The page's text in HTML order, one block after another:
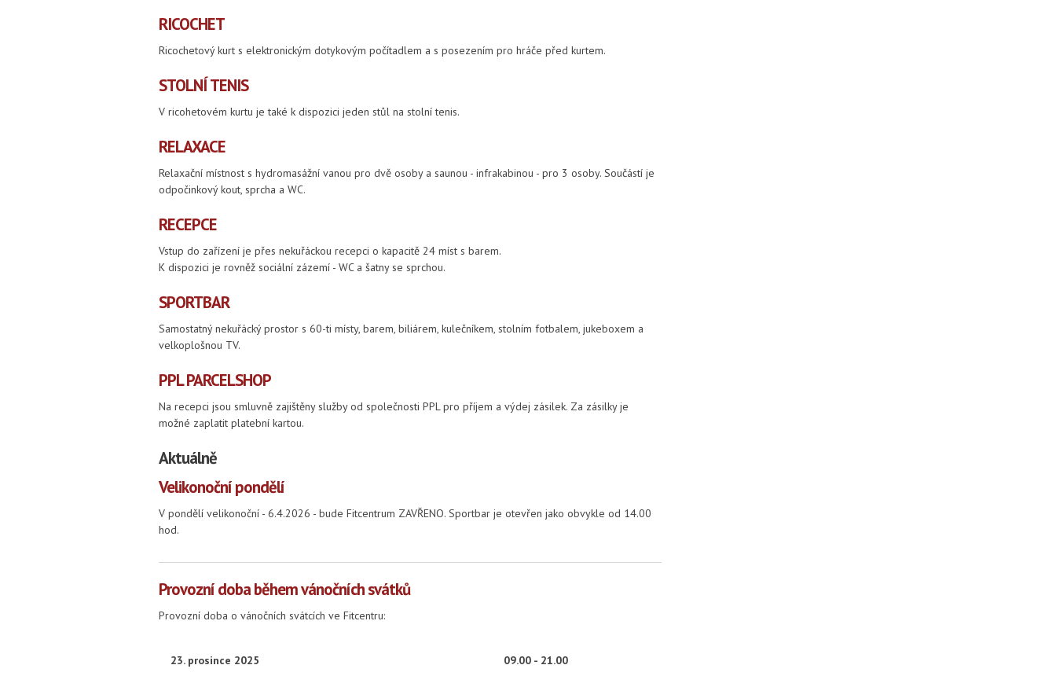
RICOCHET
Ricochetový kurt s elektronickým dotykovým počítadlem a s posezením pro hráče před kurtem.
STOLNÍ TENIS
V ricohetovém kurtu je také k dispozici jeden stůl na stolní tenis.
RELAXACE
Relaxační místnost s hydromasážní vanou pro dvě osoby a saunou - infrakabinou - pro 3 osoby. Součástí je
odpočinkový kout, sprcha a WC.
RECEPCE
Vstup do zařízení je přes nekuřáckou recepci o kapacitě 24 míst s barem.
K dispozici je rovněž sociální zázemí - WC a šatny se sprchou.
SPORTBAR
Samostatný nekuřácký prostor s 60-ti místy, barem, biliárem, kulečníkem, stolním fotbalem, jukeboxem a
velkoplošnou TV.
PPL PARCELSHOP
Na recepci jsou smluvně zajištěny služby od společnosti PPL pro příjem a výdej zásilek. Za zásilky je
možné zaplatit platební kartou.
Aktuálně
Velikonoční pondělí
V pondělí velikonoční - 6.4.2026 - bude Fitcentrum ZAVŘENO. Sportbar je otevřen jako obvykle od 14.00
hod.
Provozní doba během vánočních svátků
Provozní doba o vánočních svátcích ve Fitcentru:
23. prosince 2025 09.00 - 21.00